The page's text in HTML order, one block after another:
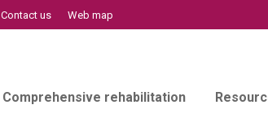
Contact us Web map
Comprehensive rehabilitation